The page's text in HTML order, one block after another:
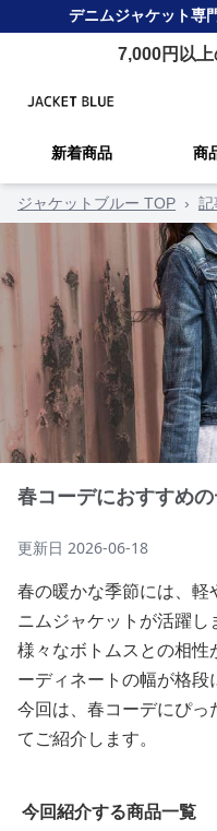
デニムジャケット専
7,000円以
新着商品 商
ジャケットブルー TOP › 記
春コーデにおすすめ
更新日 2026-06-18
春の暖かな季節には、
ニムジャケットが活躍し
様々なボトムスとの相性
ーディネートの幅が格段
今回は、春コーデにぴっ
てご紹介します。
今回紹介する商品一覧